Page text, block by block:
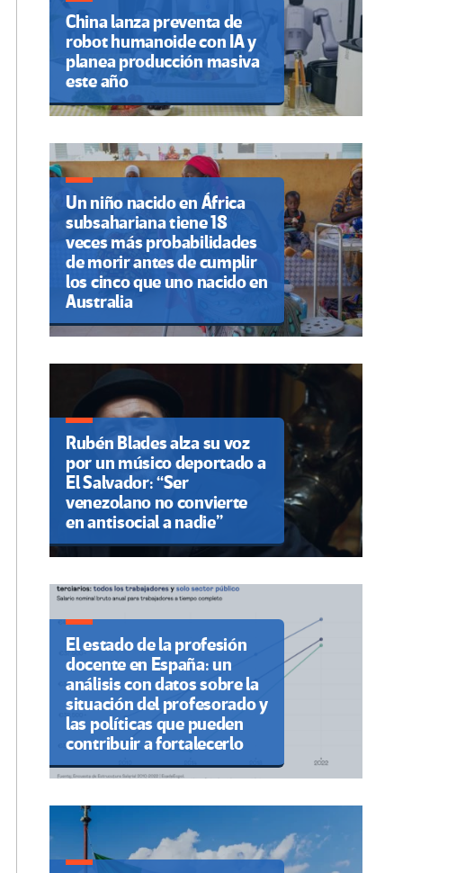
China lanza preventa de
robot humanoide con IA y
planea producción masiva
este año
Un niño nacido en África
subsahariana tiene 18
veces más probabilidades
de morir antes de cumplir
los cinco que uno nacido en
Australia
Rubén Blades alza su voz
por un músico deportado a
El Salvador: “Ser
venezolano no convierte
en antisocial a nadie”
El estado de la profesión
docente en España: un
análisis con datos sobre la
situación del profesorado y
las políticas que pueden
contribuir a fortalecerlo